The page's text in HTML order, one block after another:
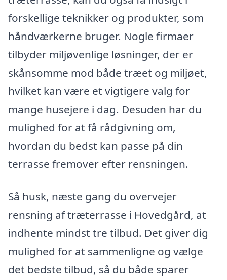
forskellige teknikker og produkter, som
håndværkerne bruger. Nogle firmaer
tilbyder miljøvenlige løsninger, der er
skånsomme mod både træet og miljøet,
hvilket kan være et vigtigere valg for
mange husejere i dag. Desuden har du
mulighed for at få rådgivning om,
hvordan du bedst kan passe på din
terrasse fremover efter rensningen.
Så husk, næste gang du overvejer
rensning af træterrasse i Hovedgård, at
indhente mindst tre tilbud. Det giver dig
mulighed for at sammenligne og vælge
det bedste tilbud, så du både sparer